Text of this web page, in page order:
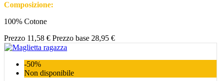
Composizione:
100% Cotone
Prezzo 11,58 € Prezzo base 28,95 €
-50%
Non disponibile